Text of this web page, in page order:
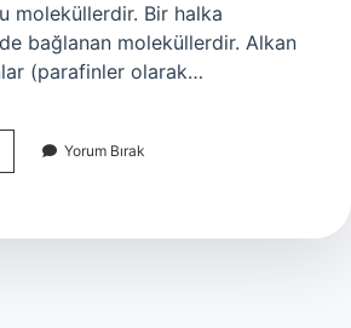
moleküllerdir. Bir halka
bağlanan moleküllerdir. Alkan
(parafinler olarak…
Yorum Bırak